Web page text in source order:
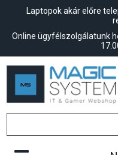
Laptopok akár előre
Online ügyfélszolgálatunk